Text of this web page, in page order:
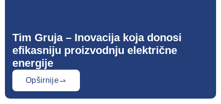
Tim Gruja – Inovacija koja donosi
efikasniju proizvodnju električne
energije
Opširnije